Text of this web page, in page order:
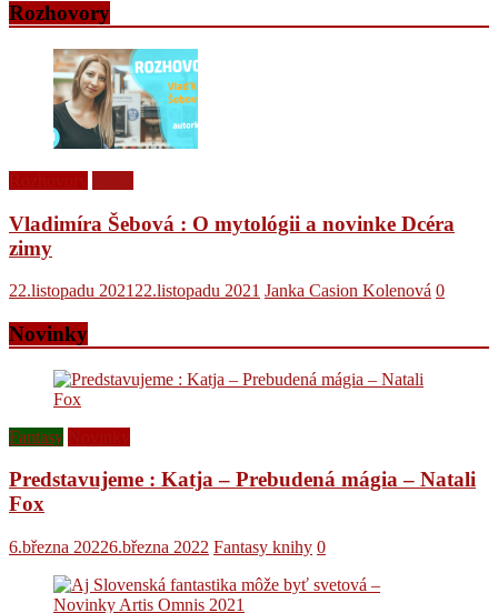
Rozhovory
Vladimíra Šebová : O mytológii a novinke Dcéra
zimy
22.listopadu 2021 22.listopadu 2021 Janka Casion Kolenová 0
Novinky
Fantasy
Predstavujeme : Katja – Prebudená mágia – Natali
Fox
6.března 20226.března 2022 Fantasy knihy 0